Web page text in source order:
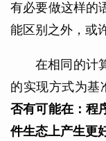
有必要做这样的
能区别之外，或
在相同的计
的实现方式为基
否有可能在：程
件生态上产生更